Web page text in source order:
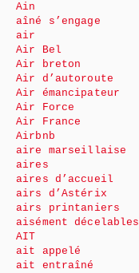
Ain
aîné s’engage
air
Air Bel
Air breton
Air d’autoroute
Air émancipateur
Air Force
Air France
Airbnb
aire marseillaise
aires
aires d’accueil
airs d’Astérix
airs printaniers
aisément décelables
AIT
ait appelé
ait entraîné